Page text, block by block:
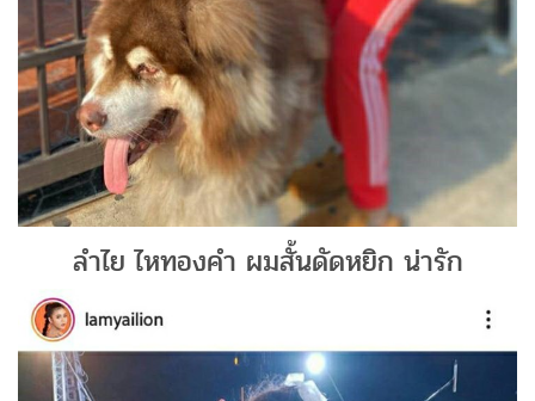
ลำไย ไหทองคำ ผมสั้นดัดหยิก น่ารัก